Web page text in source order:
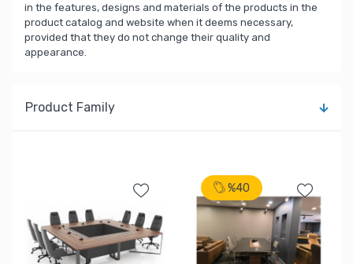
in the features, designs and materials of the products in the
product catalog and website when it deems necessary,
provided that they do not change their quality and
appearance.
Product Family
%40